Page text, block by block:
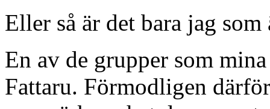
Eller så är det bara jag
En av de grupper som
Fattaru. Förmodligen